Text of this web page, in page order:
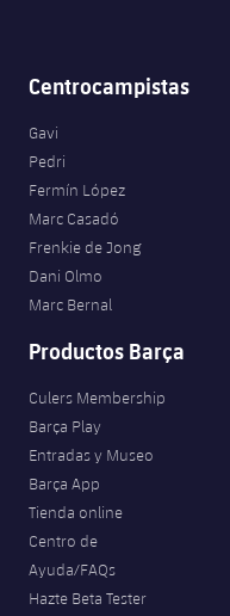
Centrocampistas
Gavi
Pedri
Fermín López
Marc Casadó
Frenkie de Jong
Dani Olmo
Marc Bernal
Productos Barça
Culers Membership
Barça Play
Entradas y Museo
Barça App
Tienda online
Centro de
Ayuda/FAQs
Hazte Beta Tester